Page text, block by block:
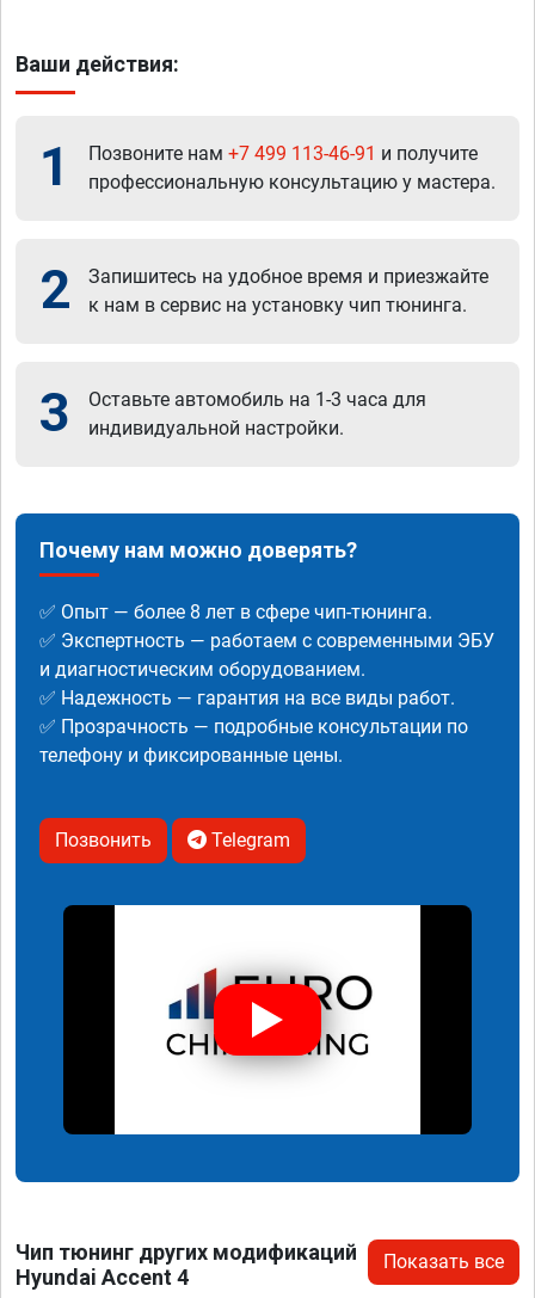
Ваши действия:
1 Позвоните нам +7 499 113-46-91 и получите
профессиональную консультацию у мастера.
2
Запишитесь на удобное время и приезжайте
к нам в сервис на установку чип тюнинга.
3
Оставьте автомобиль на 1-3 часа для
индивидуальной настройки.
Почему нам можно доверять?
✅ Опыт — более 8 лет в сфере чип-тюнинга.
✅ Экспертность — работаем с современными ЭБУ
и диагностическим оборудованием.
✅ Надежность — гарантия на все виды работ.
✅ Прозрачность — подробные консультации по
телефону и фиксированные цены.
Позвонить Telegram
Чип тюнинг других модификаций
Hyundai Accent 4
Показать все